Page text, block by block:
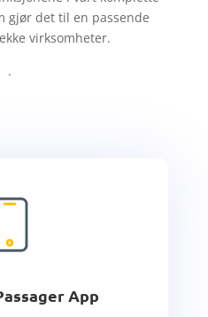
gjør det til en passende
virksomheter.
.
App